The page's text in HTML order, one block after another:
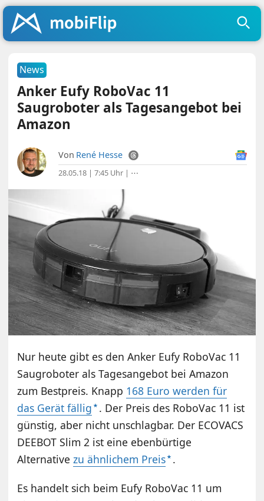
News
Anker Eufy RoboVac 11
Saugroboter als Tagesangebot bei
Amazon
Von René Hesse
28.05.18 | 7:45 Uhr | ⋯
Nur heute gibt es den Anker Eufy RoboVac 11
Saugroboter als Tagesangebot bei Amazon
zum Bestpreis. Knapp 168 Euro werden für
das Gerät fällig . Der Preis des RoboVac 11 ist
günstig, aber nicht unschlagbar. Der ECOVACS
DEEBOT Slim 2 ist eine ebenbürtige
Alternativezu ähnlichem Preis .
Es handelt sich beim Eufy RoboVac 11 um